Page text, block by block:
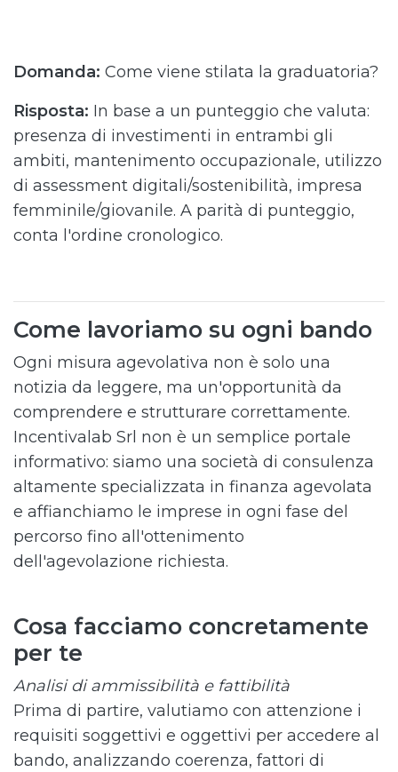
Domanda: Come viene stilata la graduatoria?
Risposta: In base a un punteggio che valuta:
presenza di investimenti in entrambi gli
ambiti, mantenimento occupazionale, utilizzo
di assessment digitali/sostenibilità, impresa
femminile/giovanile. A parità di punteggio,
conta l'ordine cronologico.
Come lavoriamo su ogni bando
Ogni misura agevolativa non è solo una
notizia da leggere, ma un'opportunità da
comprendere e strutturare correttamente.
Incentivalab Srl non è un semplice portale
informativo: siamo una società di consulenza
altamente specializzata in finanza agevolata
e affianchiamo le imprese in ogni fase del
percorso fino all'ottenimento
dell'agevolazione richiesta.
Cosa facciamo concretamente
per te
Analisi di ammissibilità e fattibilità
Prima di partire, valutiamo con attenzione i
requisiti soggettivi e oggettivi per accedere al
bando, analizzando coerenza, fattori di